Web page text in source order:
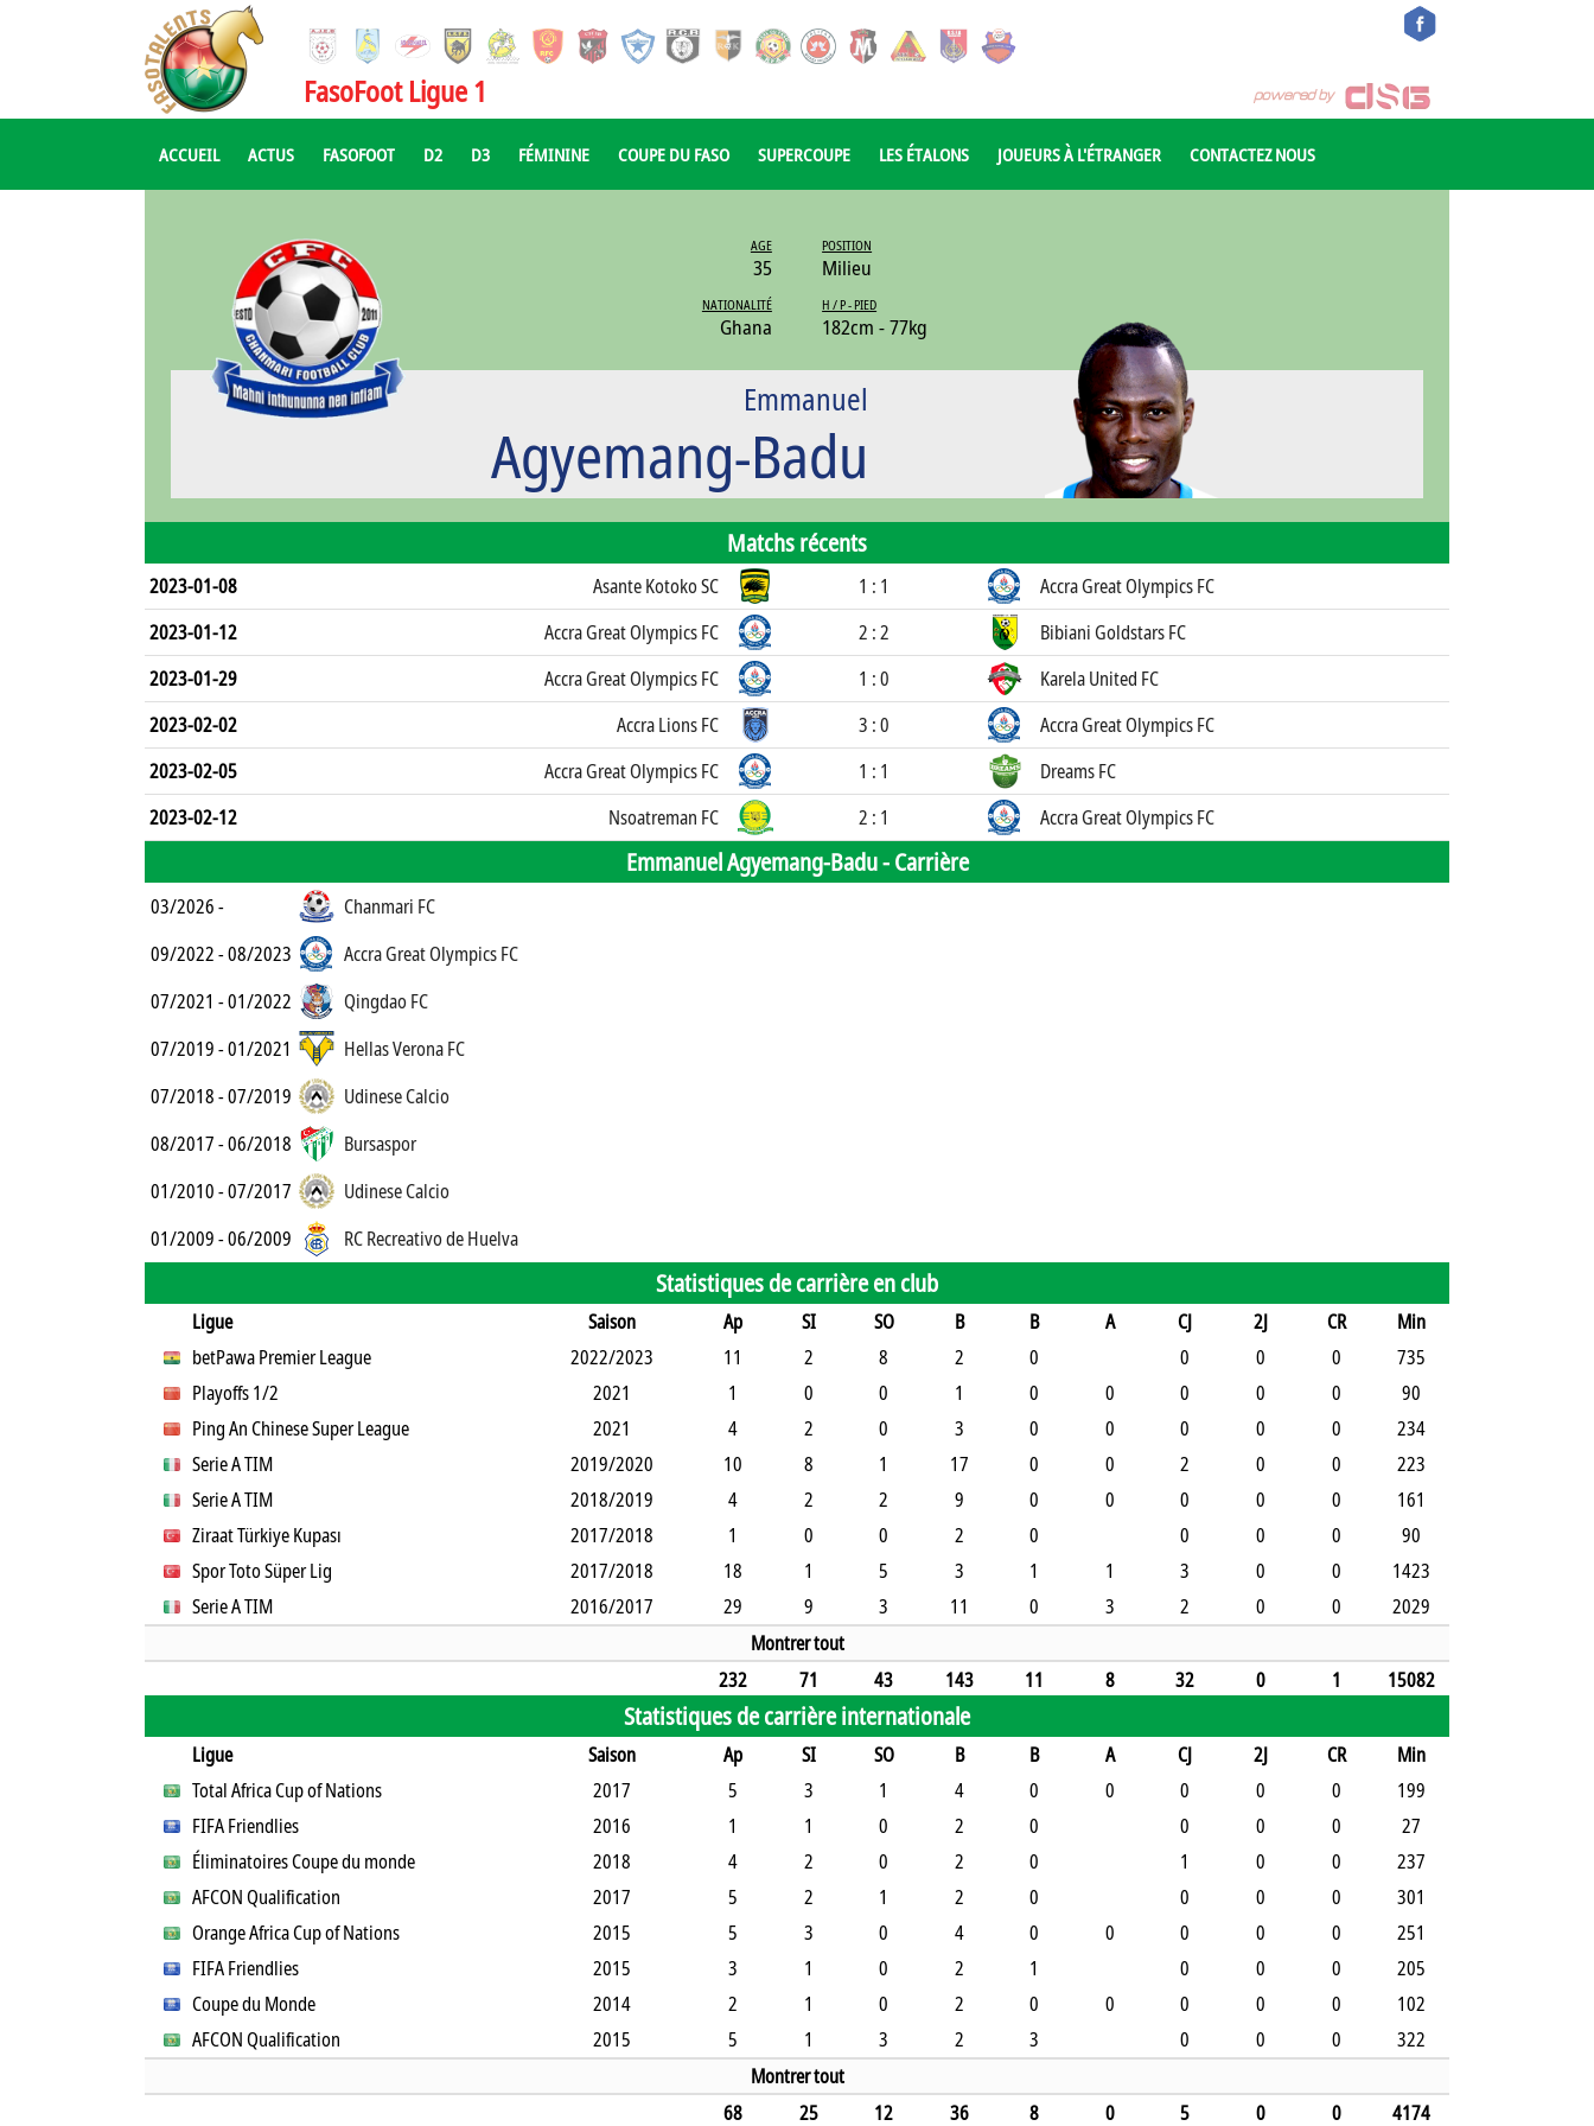
FasoFoot Ligue 1
ACCUEIL ACTUS FASOFOOT D2 D3 FÉMININE COUPE DU FASO SUPERCOUPE LES ÉTALONS JOUEURS À L'ÉTRANGER CONTACTEZ NOUS
AGE
35
NATIONALITÉ
Ghana
POSITION
Milieu
H / P - PIED
182cm - 77kg
Emmanuel
Agyemang-Badu
Matchs récents
2023-01-08 Asante Kotoko SC 1 : 1
Accra Great Olympics FC
2023-01-12
Accra Great Olympics FC 2 : 2
Bibiani Goldstars FC
2023-01-29
Accra Great Olympics FC 1 : 0
Karela United FC
2023-02-02
Accra Lions FC 3 : 0
Accra Great Olympics FC
2023-02-05
Accra Great Olympics FC 1 : 1
Dreams FC
2023-02-12
Nsoatreman FC 2 : 1 Accra Great Olympics FC
Emmanuel Agyemang-Badu -Carrière
03/2026 -
Chanmari FC
09/2022 - 08/2023
Accra Great Olympics FC
07/2021 - 01/2022
Qingdao FC
07/2019 - 01/2021
Hellas Verona FC
07/2018 - 07/2019
Udinese Calcio
08/2017 - 06/2018
Bursaspor
01/2010 - 07/2017
Udinese Calcio
01/2009 - 06/2009
RC Recreativo de Huelva
Statistiques de carrière en club
Ligue Saison Ap SI SO B B A CJ 2J CR
Min
betPawa Premier League
2022/2023 11 2 8 2 0 0 0 0
735
Playoffs 1/2
2021 1 0 0 1 0 0 0 0 0
90
Ping An Chinese Super League
2021 4 2 0 3 0 0 0 0 0
234
Serie A TIM
2019/2020 10 8 1 17 0 0 2 0 0
223
Serie A TIM
2018/2019 4 2 2 9 0 0 0 0 0
161
Ziraat Türkiye Kupası
2017/2018 1 0 0 2 0 0 0 0
90
Spor Toto Süper Lig
2017/2018 18 1 5 3 1 1 3 0 0
1423
Serie A TIM
2016/2017 29 9 3 11 0 3 2 0 0
2029
Montrer tout
232
71 43 143 11 8 32 0 1 15082
Statistiques de carrière internationale
Ligue Saison Ap SI SO B B A CJ 2J CR
Min
Total Africa Cup of Nations
2017 5 3 1 4 0 0 0 0 0
199
FIFA Friendlies
2016 1 1 0 2 0 0 0 0
27
Éliminatoires Coupe du monde
2018 4 2 0 2 0 1 0 0
237
AFCON Qualification
2017 5 2 1 2 0 0 0 0
301
Orange Africa Cup of Nations
2015 5 3 0 4 0 0 0 0 0
251
FIFA Friendlies
2015 3 1 0 2 1 0 0 0
205
Coupe du Monde
2014 2 1 0 2 0 0 0 0 0
102
AFCON Qualification
2015 5 1 3 2 3 0 0 0
322
Montrer tout
68
25 12 36 8 0 5 0 0 4174